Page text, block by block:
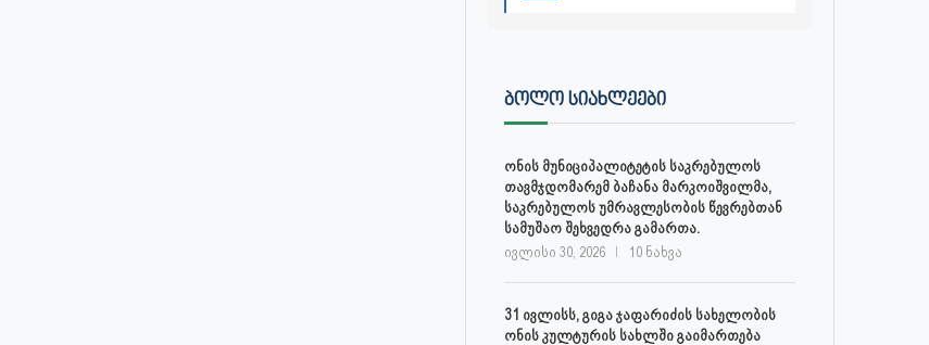
ᲑᲝᲚᲝ ᲡᲘᲐᲮᲚᲔᲔᲑᲘ
ონის მუნიციპალიტეტის საკრებულოს
თავმჯდომარემ ბაჩანა მარკოიშვილმა,
საკრებულოს უმრავლესობის წევრებთან
სამუშაო შეხვედრა გამართა.
ივლისი 30, 2026 10 ნახვა
31 ივლისს, გიგა ჯაფარიძის სახელობის
ონის კულტურის სახლში გაიმართება